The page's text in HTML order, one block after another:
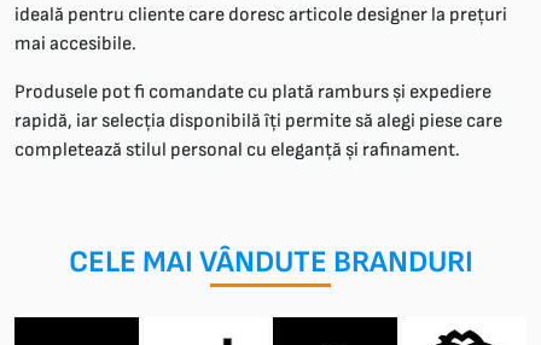
ideală pentru cliente care doresc articole designer la prețuri
mai accesibile.
Produsele pot fi comandate cu plată ramburs și expediere
rapidă, iar selecția disponibilă îți permite să alegi piese care
completează stilul personal cu eleganță și rafinament.
CELE MAI VÂNDUTE BRANDURI